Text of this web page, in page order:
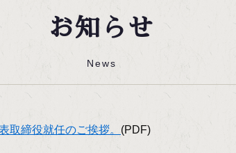
お知らせ
News
取締役就任のご挨拶。 (PDF)